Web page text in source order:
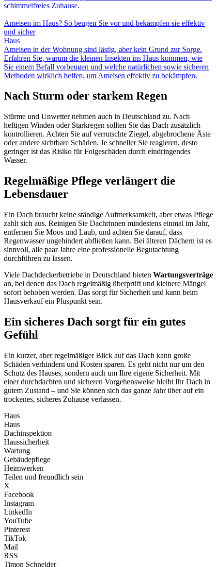
schimmelfreies Zuhause.
Ameisen im Haus? So beugen Sie vor und bekämpfen sie effektiv
und sicher
Haus
Ameisen in der Wohnung sind lästig, aber kein Grund zur Sorge.
Erfahren Sie, warum die kleinen Insekten ins Haus kommen, wie
Sie einem Befall vorbeugen und welche natürlichen sowie sicheren
Methoden wirklich helfen, um Ameisen effektiv zu bekämpfen.
Nach Sturm oder starkem Regen
Stürme und Unwetter nehmen auch in Deutschland zu. Nach
heftigen Winden oder Starkregen sollten Sie das Dach zusätzlich
kontrollieren. Achten Sie auf verrutschte Ziegel, abgebrochene Äste
oder andere sichtbare Schäden. Je schneller Sie reagieren, desto
geringer ist das Risiko für Folgeschäden durch eindringendes
Wasser.
Regelmäßige Pflege verlängert die
Lebensdauer
Ein Dach braucht keine ständige Aufmerksamkeit, aber etwas Pflege
zahlt sich aus. Reinigen Sie Dachrinnen mindestens einmal im Jahr,
entfernen Sie Moos und Laub, und achten Sie darauf, dass
Regenwasser ungehindert abfließen kann. Bei älteren Dächern ist es
sinnvoll, alle paar Jahre eine professionelle Begutachtung
durchführen zu lassen.
Viele Dachdeckerbetriebe in Deutschland bieten Wartungsverträge
an, bei denen das Dach regelmäßig überprüft und kleinere Mängel
sofort behoben werden. Das sorgt für Sicherheit und kann beim
Hausverkauf ein Pluspunkt sein.
Ein sicheres Dach sorgt für ein gutes
Gefühl
Ein kurzer, aber regelmäßiger Blick auf das Dach kann große
Schäden verhindern und Kosten sparen. Es geht nicht nur um den
Schutz des Hauses, sondern auch um Ihre eigene Sicherheit. Mit
einer durchdachten und sicheren Vorgehensweise bleibt Ihr Dach in
gutem Zustand – und Sie können sich das ganze Jahr über auf ein
trockenes, sicheres Zuhause verlassen.
Haus
Haus
Dachinspektion
Haussicherheit
Wartung
Gebäudepflege
Heimwerken
Teilen und freundlich sein
X
Facebook
Instagram
LinkedIn
YouTube
Pinterest
TikTok
Mail
RSS
Timon Schneider